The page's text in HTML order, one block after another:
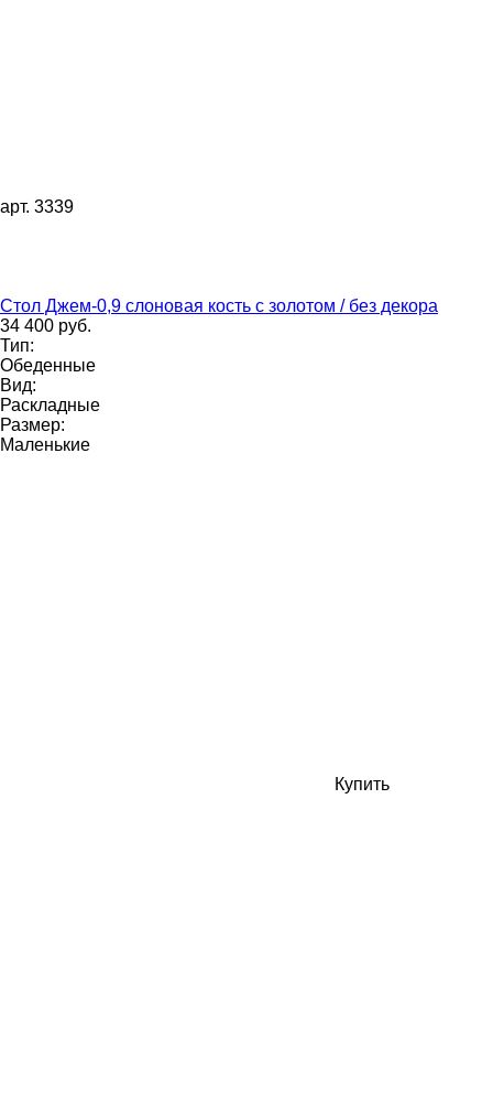
арт. 3339
Стол Джем-0,9 слоновая кость с золотом / без декора
34 400 руб.
Тип:
Обеденные
Вид:
Раскладные
Размер:
Маленькие
Купить